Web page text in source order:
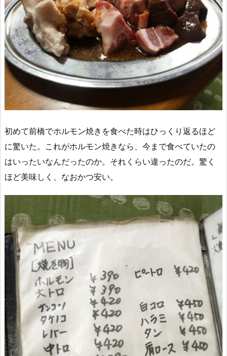
初めて前橋でホルモン焼きを食べた時はひっくり返るほど
に驚いた。これがホルモン焼きなら、今まで食べていたの
はいったいなんだったのか。それくらい違ったのだ。驚く
ほど美味しく、なおかつ安い。